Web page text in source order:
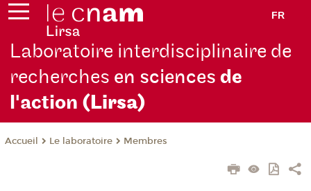
FR
Laboratoire interdisciplinaire de
recherches en sciencesde
l'action (Lirsa)
Accueil Le laboratoire Membres